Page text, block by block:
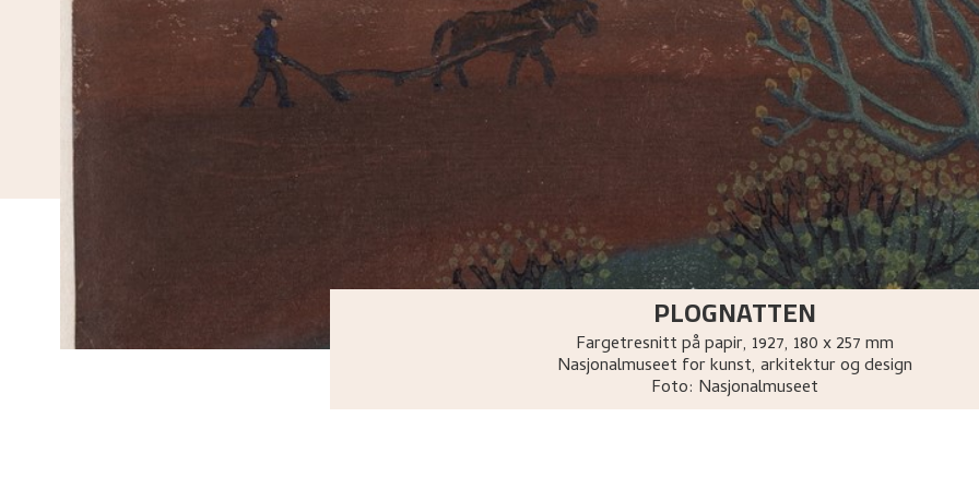
PLOGNATTEN
Fargetresnitt på papir, 1927, 180 x 257 mm
Nasjonalmuseet for kunst, arkitektur og design
Foto: Nasjonalmuseet